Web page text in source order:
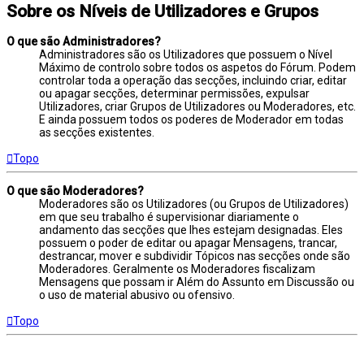
Sobre os Níveis de Utilizadores e Grupos
O que são Administradores?
Administradores são os Utilizadores que possuem o Nível
Máximo de controlo sobre todos os aspetos do Fórum. Podem
controlar toda a operação das secções, incluindo criar, editar
ou apagar secções, determinar permissões, expulsar
Utilizadores, criar Grupos de Utilizadores ou Moderadores, etc.
E ainda possuem todos os poderes de Moderador em todas
as secções existentes.
Topo
O que são Moderadores?
Moderadores são os Utilizadores (ou Grupos de Utilizadores)
em que seu trabalho é supervisionar diariamente o
andamento das secções que lhes estejam designadas. Eles
possuem o poder de editar ou apagar Mensagens, trancar,
destrancar, mover e subdividir Tópicos nas secções onde são
Moderadores. Geralmente os Moderadores fiscalizam
Mensagens que possam ir Além do Assunto em Discussão ou
o uso de material abusivo ou ofensivo.
Topo